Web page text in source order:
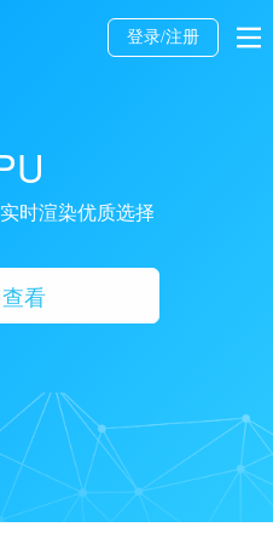
登录/注册
时渲染优质选择
看